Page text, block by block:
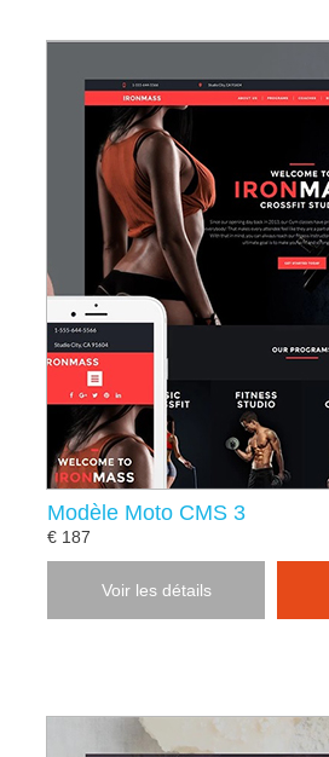
Modèle Moto CMS 3
€ 187
Voir les détails